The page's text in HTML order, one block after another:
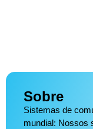
Sobre
Sistemas de
mundial: Nossos